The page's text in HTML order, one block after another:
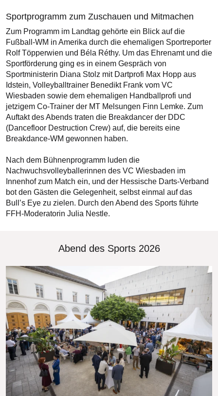
Sportprogramm zum Zuschauen und Mitmachen
Zum Programm im Landtag gehörte ein Blick auf die
Fußball-WM in Amerika durch die ehemaligen Sportreporter
Rolf Töpperwien und Béla Réthy. Um das Ehrenamt und die
Sportförderung ging es in einem Gespräch von
Sportministerin Diana Stolz mit Dartprofi Max Hopp aus
Idstein, Volleyballtrainer Benedikt Frank vom VC
Wiesbaden sowie dem ehemaligen Handballprofi und
jetzigem Co-Trainer der MT Melsungen Finn Lemke. Zum
Auftakt des Abends traten die Breakdancer der DDC
(Dancefloor Destruction Crew) auf, die bereits eine
Breakdance-WM gewonnen haben.
Nach dem Bühnenprogramm luden die
Nachwuchsvolleyballerinnen des VC Wiesbaden im
Innenhof zum Match ein, und der Hessische Darts-Verband
bot den Gästen die Gelegenheit, selbst einmal auf das
Bull’s Eye zu zielen. Durch den Abend des Sports führte
FFH-Moderatorin Julia Nestle.
Abend des Sports 2026
Bilddatei